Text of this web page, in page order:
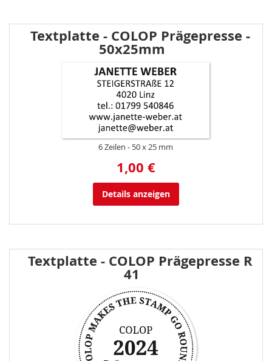
Textplatte - COLOP Prägepresse -
50x25mm
6 Zeilen 50 x 25 mm
1,00 €
Details anzeigen
Textplatte - COLOP Prägepresse R
41